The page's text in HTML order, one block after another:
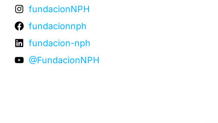
fundacionNPH
fundacionnph
fundacion-nph
@FundacionNPH